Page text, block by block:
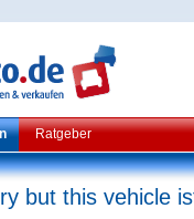
Ratgeber
but this vehicle